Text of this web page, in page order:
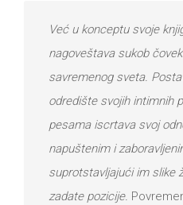
Već u konceptu svoje
nagoveštava sukob
savremenog sveta.
odredište svojih intimnih
pesama iscrtava svoj
napuštenim i
suprotstavljajući im slike
zadate pozicije.